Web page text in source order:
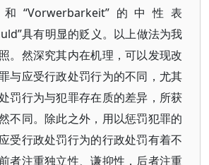
和“Vorwerbarkeit”的中性表
具有明显的贬义。以上做法为我
。然深究其内在机理，可以发现改
与应受行政处罚行为的不同，尤其
罚行为与犯罪存在质的差异，所获
不同。除此之外，用以惩罚犯罪的
受行政处罚行为的行政处罚有着不
者注重独立性、谦抑性，后者注重